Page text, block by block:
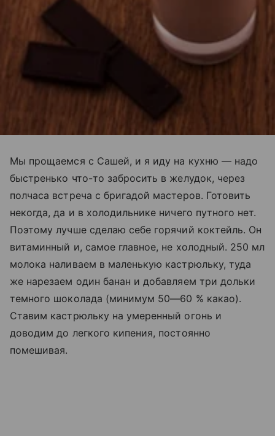
Мы прощаемся с Сашей, и я иду на кухню — надо
быстренько что-то забросить в желудок, через
полчаса встреча с бригадой мастеров. Готовить
некогда, да и в холодильнике ничего путного нет.
Поэтому лучше сделаю себе горячий коктейль. Он
витаминный и, самое главное, не холодный. 250 мл
молока наливаем в маленькую кастрюльку, туда
же нарезаем один банан и добавляем три дольки
темного шоколада (минимум 50—60 % какао).
Ставим кастрюльку на умеренный огонь и
доводим до легкого кипения, постоянно
помешивая.